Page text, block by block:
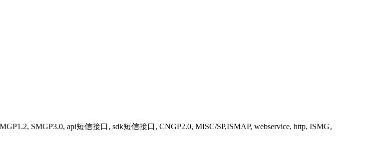
SMGP3.0, api短信接口, sdk短信接口, CNGP2.0, MISC/SP,ISMAP, webservice, http, ISMG。